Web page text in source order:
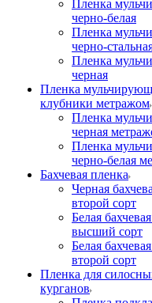
Пленка
черно-белая
Пленка
черно-
Пленка
черная
Пленка
клубники метражом
Пленка
черная
Пленка
черно-белая
Бахчевая пленка
Черная
второй сорт
Белая
высший сорт
Белая
второй сорт
Пленка для
курганов